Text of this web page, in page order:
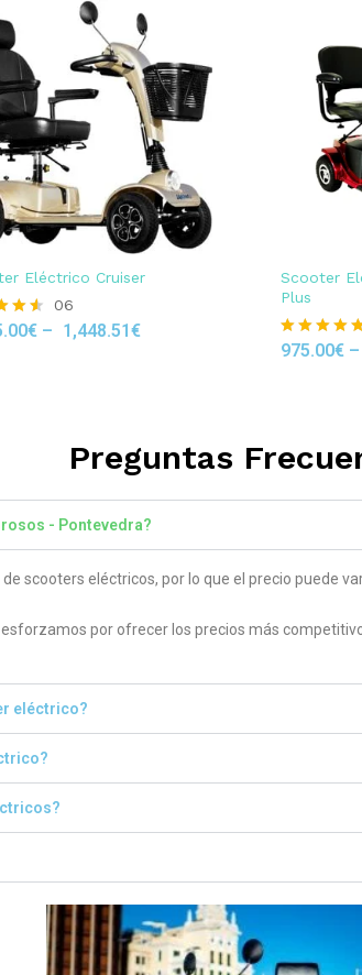
Eléctrico Cruiser
06
€– 1,448.51€
Scooter
Plus
Rated
975.00€ –
Preguntas
- Pontevedra?
scooters eléctricos, por lo que el precio puede
por ofrecer los precios más
eléctrico?